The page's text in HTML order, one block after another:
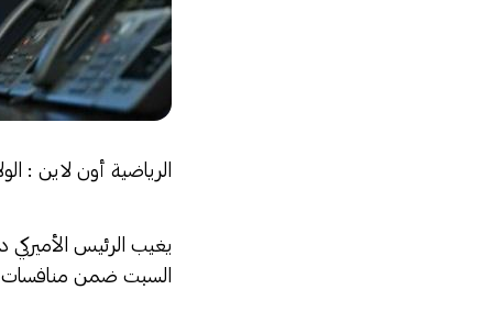
الرياضية أون لاين :
يغيب الرئيس الأميركي
السبت ضمن منافسات كأس العالم 2026، رغم استضافة بلاده